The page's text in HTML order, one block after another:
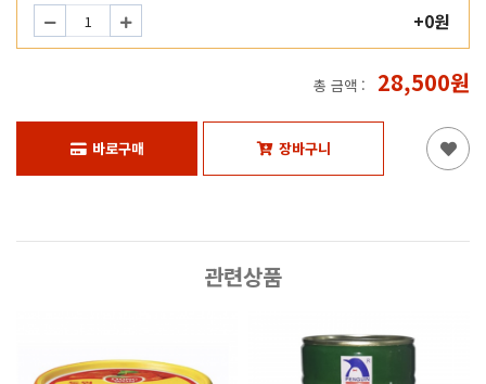
+0원
총 금액 : 28,500원
바로구매 장바구니
관련상품